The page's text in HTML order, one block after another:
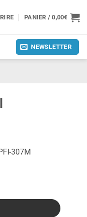
PANIER /0,00€
NEWSLETTER
307M